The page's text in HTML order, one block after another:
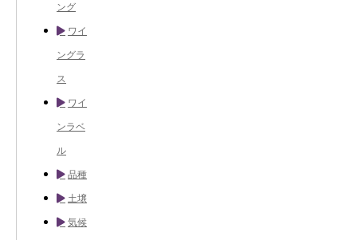
ング
ワイ
ングラ
ス
ワイ
ンラベ
ル
品種
土壌
気候